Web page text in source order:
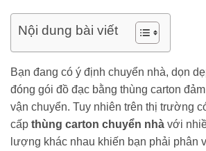
Nội dung bài viết
Bạn đang có ý định chuyển nhà, dọn
đóng gói đồ đạc bằng thùng carton
vận chuyển. Tuy nhiên trên thị trường
cấp thùng carton chuyển nhà với
lượng khác nhau khiến bạn phải phân